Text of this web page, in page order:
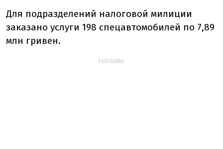
Для подразделений налоговой милиции
заказано услуги 198 спецавтомобилей по 7,89
млн гривен.
РЕКЛАМА: